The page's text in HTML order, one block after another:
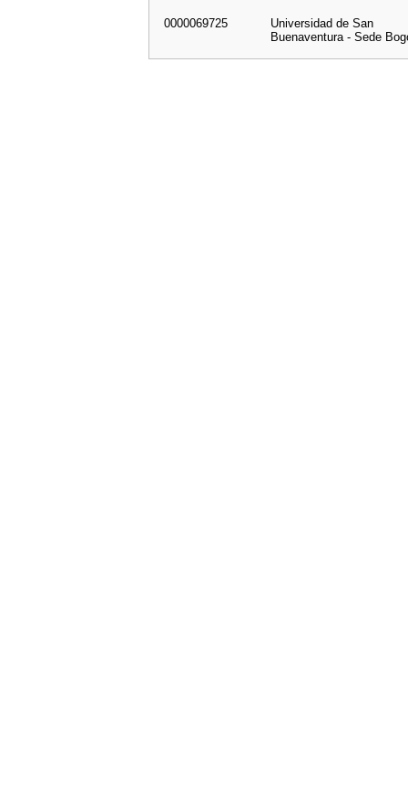
0000069725
Universidad de San
Buenaventura - Sede